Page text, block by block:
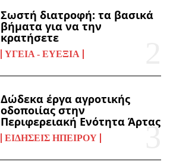
Σωστή διατροφή: τα βασικά
βήματα για να την
κρατήσετε
ΥΓΕΊΑ - ΕΥΕΞΊΑ
Δώδεκα έργα αγροτικής
οδοποιίας στην
Περιφερειακή Ενότητα Άρτας
ΕΙΔΉΣΕΙΣ ΗΠΕΊΡΟΥ